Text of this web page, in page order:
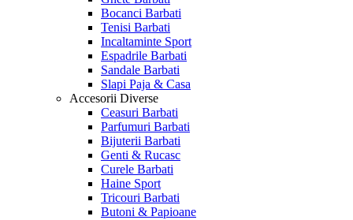
Bocanci Barbati
Tenisi Barbati
Incaltaminte Sport
Espadrile Barbati
Sandale Barbati
Slapi Paja & Casa
Accesorii Diverse
Ceasuri Barbati
Parfumuri Barbati
Bijuterii Barbati
Genti & Rucasc
Curele Barbati
Haine Sport
Tricouri Barbati
Butoni & Papioane